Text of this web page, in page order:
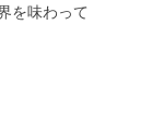
を味わって